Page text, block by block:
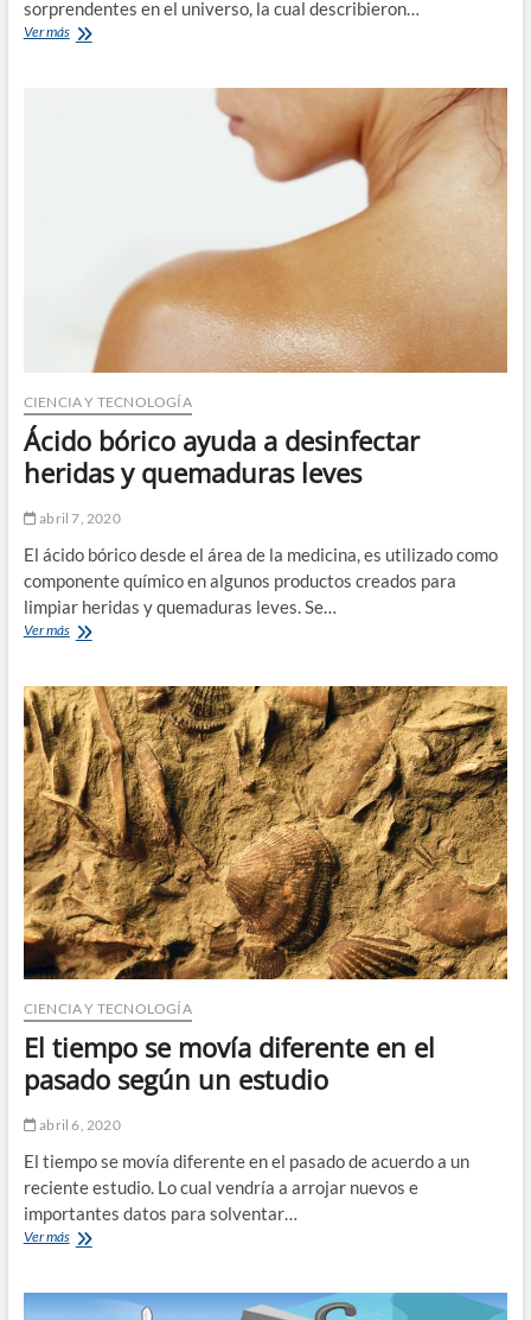
sorprendentes en el universo, la cual describieron…
Ver másTsunamis
CIENCIA Y TECNOLOGÍA
Ácido bórico ayuda a desinfectar
heridas y quemaduras leves
abril 7, 2020
El ácido bórico desde el área de la medicina, es utilizado como
componente químico en algunos productos creados para
limpiar heridas y quemaduras leves. Se…
Ver másÁcido
a
desinfectar
heridas
y
quemaduras
leves
CIENCIA Y TECNOLOGÍA
El tiempo se movía diferente en el
pasado según un estudio
abril 6, 2020
El tiempo se movía diferente en el pasado de acuerdo a un
reciente estudio. Lo cual vendría a arrojar nuevos e
importantes datos para solventar…
Ver másEl
movía